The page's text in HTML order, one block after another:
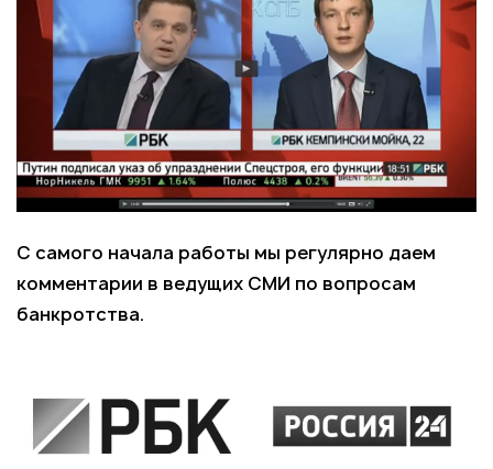
С самого начала работы мы регулярно даем
комментарии в ведущих СМИ по вопросам
банкротства.